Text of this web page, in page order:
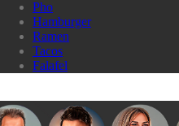
Pho
Hamburger
Ramen
Tacos
Falafel